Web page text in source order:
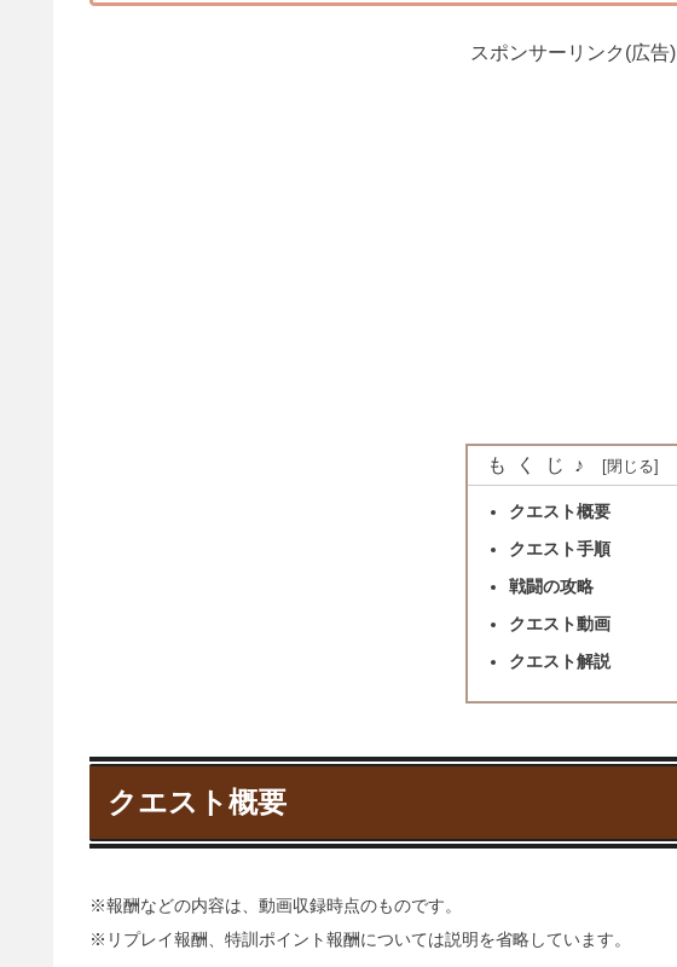
スポンサーリンク(広告)
もくじ♪
クエスト概要
クエスト手順
戦闘の攻略
クエスト動画
クエスト解説
クエスト概要
※報酬などの内容は、動画収録時点のものです。
※リプレイ報酬、特訓ポイント報酬については説明を省略しています。